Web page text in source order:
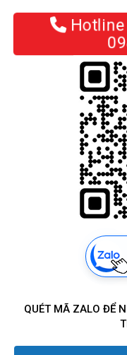
Hotline
QUÉT MÃ ZALO ĐỂ